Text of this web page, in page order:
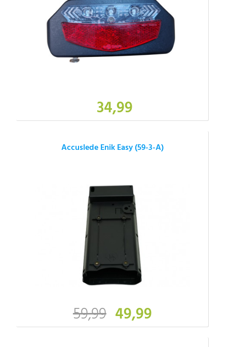
34,99
Accuslede Enik Easy (59-3-A)
59,99 49,99